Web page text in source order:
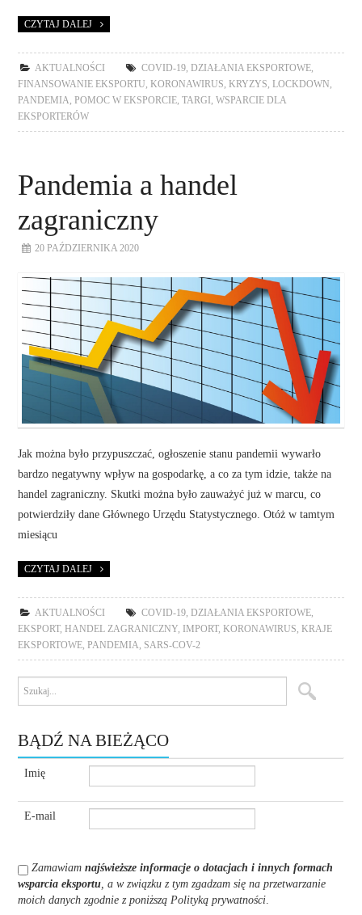
CZYTAJ DALEJ
AKTUALNOŚCI COVID-19 ,DZIAŁANIA EKSPORTOWE
FINANSOWANIE EKSPORTU ,KORONAWIRUS ,KRYZYS ,LOCKDOWN
PANDEMIA ,POMOC W EKSPORCIE ,TARGI ,WSPARCIE DLA
EKSPORTERÓW
Pandemia a handel
zagraniczny
20 PAŹDZIERNIKA 2020
Jak można było przypuszczać, ogłoszenie stanu pandemii wywarło
bardzo negatywny wpływ na gospodarkę, a co za tym idzie, także na
handel zagraniczny. Skutki można było zauważyć już w marcu, co
potwierdziły dane Głównego Urzędu Statystycznego. Otóż w tamtym
miesiącu
CZYTAJ DALEJ
AKTUALNOŚCI COVID-19 ,DZIAŁANIA EKSPORTOWE
EKSPORT,HANDEL ZAGRANICZNY IMPORT,KORONAWIRUS ,KRAJE
EKSPORTOWE ,PANDEMIA SARS-COV-2
BĄDŹ NA BIEŻĄCO
Imię
E-mail
Zamawiamnajświeższe informacje o dotacjach i innych formach
wsparcia eksportu, a w związku z tym zgadzam się na przetwarzanie
moich danych zgodnie z poniższą Polityką prywatności.